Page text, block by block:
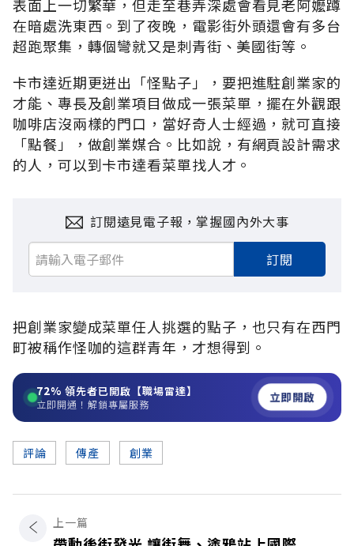
表面上一切繁華，但走至巷弄深處會看見老阿嬤蹲
在暗處洗東西。到了夜晚，電影街外頭還會有多台
超跑聚集，轉個彎就又是刺青街、美國街等。
卡市達近期更迸出「怪點子」，要把進駐創業家的
才能、專長及創業項目做成一張菜單，擺在外觀跟
咖啡店沒兩樣的門口，當好奇人士經過，就可直接
「點餐」，做創業媒合。比如說，有網頁設計需求
的人，可以到卡市達看菜單找人才。
訂閱遠見電子報，掌握國內外大事
訂閱
把創業家變成菜單任人挑選的點子，也只有在西門
町被稱作怪咖的這群青年，才想得到。
72% 領先者已開啟【職場雷達】
立即開通！解鎖專屬服務 立即開啟
評論 傳產 創業
上一篇